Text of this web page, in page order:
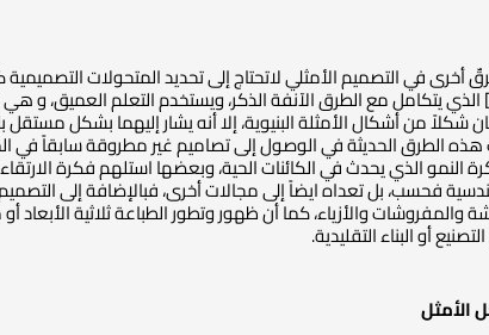
شكلاً من أشكال الأمثلة البنيوية، إلا أنه يشار إليهما بشكل
الطرق الحديثة في الوصول إلى تصاميم غير مطروقة سابقاً في
فحسب، بل تعداه ايضاً إلى مجالات أخرى، فبالإضافة إلى
أو البناء التقليدية.
الأمثل